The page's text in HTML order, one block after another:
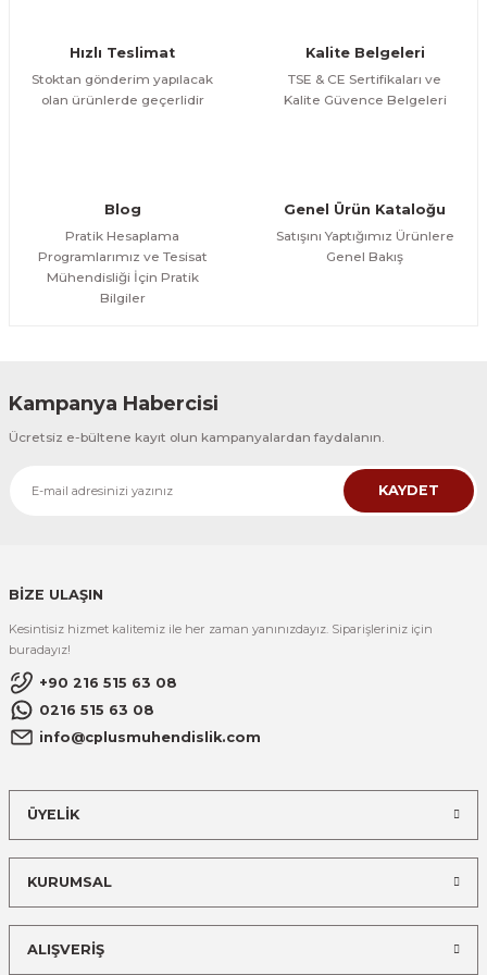
1.602,04 TLHızlı Teslimat
Stoktan gönderim yapılacak
olan ürünlerde geçerlidir
Kalite Belgeleri
TSE & CE Sertifikaları ve
Kalite Güvence Belgeleri
Blog
Pratik Hesaplama
Programlarımız ve Tesisat
Mühendisliği İçin Pratik
Bilgiler
Genel Ürün Kataloğu
Satışını Yaptığımız Ürünlere
Genel Bakış
Kampanya Habercisi
Ücretsiz e-bültene kayıt olun kampanyalardan faydalanın.
KAYDET
BİZE ULAŞIN
Kesintisiz hizmet kalitemiz ile her zaman yanınızdayız. Siparişleriniz için
buradayız!
+90 216 515 63 08
0216 515 63 08
info@cplusmuhendislik.com
ÜYELİK
KURUMSAL
ALIŞVERİŞ